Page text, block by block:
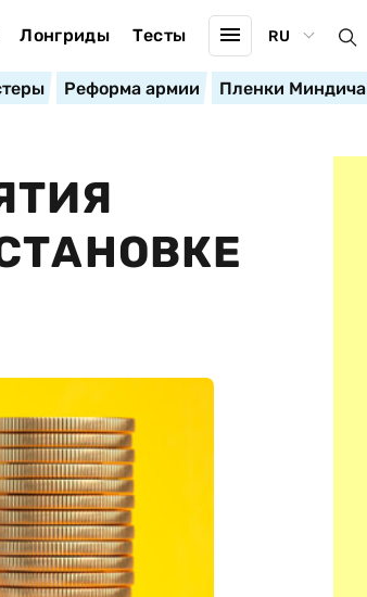
Лонгриды Тесты RU
Реформа армии Пленки Миндича